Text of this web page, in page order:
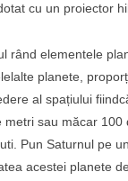
cu un proiector
rând elementele
planete,
al spațiului
sau măcar
Pun Saturnul pe
acestei planete